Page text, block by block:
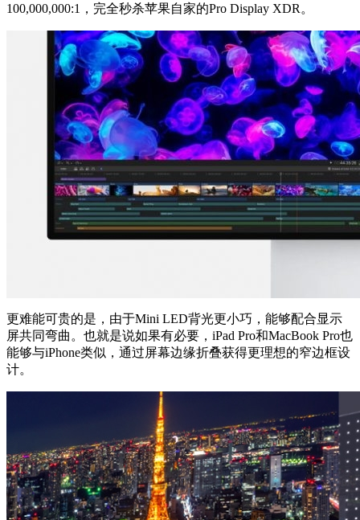
100,000,000:1，完全秒杀苹果自家的Pro Display XDR。
更难能可贵的是，由于Mini LED背光更小巧，能够配合显示
屏共同弯曲。也就是说如果有必要，iPad Pro和MacBook Pro也
能够与iPhone类似，通过屏幕边缘折叠获得更理想的窄边框设
计。